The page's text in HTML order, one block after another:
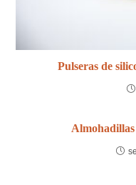
Pulseras de